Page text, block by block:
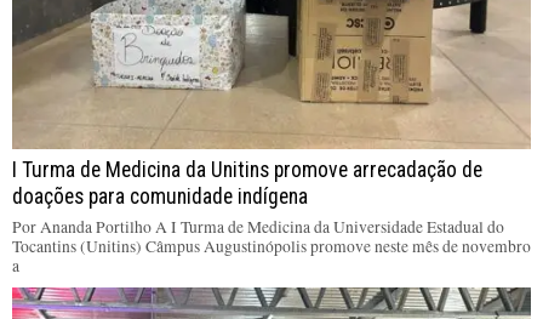
I Turma de Medicina da Unitins promove arrecadação de
doações para comunidade indígena
Por Ananda Portilho A I Turma de Medicina da Universidade Estadual do
Tocantins (Unitins) Câmpus Augustinópolis promove neste mês de novembro
a